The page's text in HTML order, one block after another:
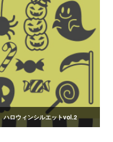
ハロウィンシルエットvol.2